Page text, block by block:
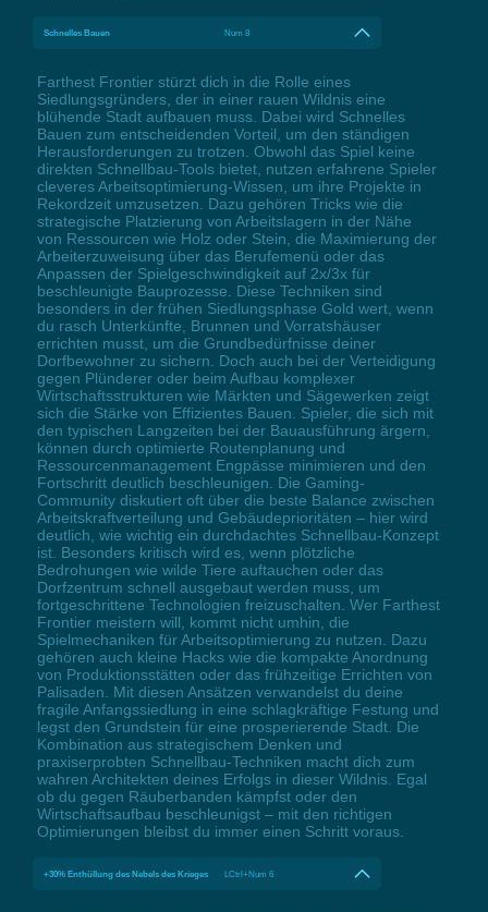
Schnelles Bauen Num 8
Farthest Frontier stürzt dich in die Rolle eines
Siedlungsgründers, der in einer rauen Wildnis eine
blühende Stadt aufbauen muss. Dabei wird Schnelles
Bauen zum entscheidenden Vorteil, um den ständigen
Herausforderungen zu trotzen. Obwohl das Spiel keine
direkten Schnellbau-Tools bietet, nutzen erfahrene Spieler
cleveres Arbeitsoptimierung-Wissen, um ihre Projekte in
Rekordzeit umzusetzen. Dazu gehören Tricks wie die
strategische Platzierung von Arbeitslagern in der Nähe
von Ressourcen wie Holz oder Stein, die Maximierung der
Arbeiterzuweisung über das Berufemenü oder das
Anpassen der Spielgeschwindigkeit auf 2x/3x für
beschleunigte Bauprozesse. Diese Techniken sind
besonders in der frühen Siedlungsphase Gold wert, wenn
du rasch Unterkünfte, Brunnen und Vorratshäuser
errichten musst, um die Grundbedürfnisse deiner
Dorfbewohner zu sichern. Doch auch bei der Verteidigung
gegen Plünderer oder beim Aufbau komplexer
Wirtschaftsstrukturen wie Märkten und Sägewerken zeigt
sich die Stärke von Effizientes Bauen. Spieler, die sich mit
den typischen Langzeiten bei der Bauausführung ärgern,
können durch optimierte Routenplanung und
Ressourcenmanagement Engpässe minimieren und den
Fortschritt deutlich beschleunigen. Die Gaming-
Community diskutiert oft über die beste Balance zwischen
Arbeitskraftverteilung und Gebäudeprioritäten – hier wird
deutlich, wie wichtig ein durchdachtes Schnellbau-Konzept
ist. Besonders kritisch wird es, wenn plötzliche
Bedrohungen wie wilde Tiere auftauchen oder das
Dorfzentrum schnell ausgebaut werden muss, um
fortgeschrittene Technologien freizuschalten. Wer Farthest
Frontier meistern will, kommt nicht umhin, die
Spielmechaniken für Arbeitsoptimierung zu nutzen. Dazu
gehören auch kleine Hacks wie die kompakte Anordnung
von Produktionsstätten oder das frühzeitige Errichten von
Palisaden. Mit diesen Ansätzen verwandelst du deine
fragile Anfangssiedlung in eine schlagkräftige Festung und
legst den Grundstein für eine prosperierende Stadt. Die
Kombination aus strategischem Denken und
praxiserprobten Schnellbau-Techniken macht dich zum
wahren Architekten deines Erfolgs in dieser Wildnis. Egal
ob du gegen Räuberbanden kämpfst oder den
Wirtschaftsaufbau beschleunigst – mit den richtigen
Optimierungen bleibst du immer einen Schritt voraus.
+30% Enthüllung des Nebels des Krieges LCtrl+Num 6